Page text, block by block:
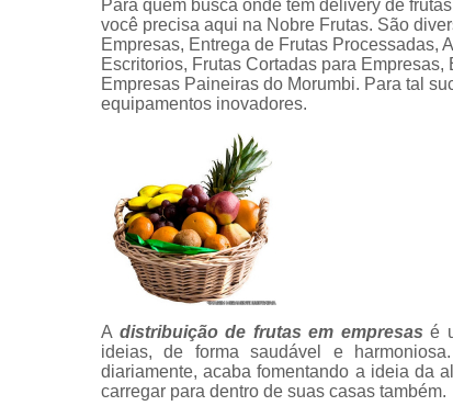
Para quem busca onde tem delivery de
você precisa aqui na Nobre Frutas. São
Empresas, Entrega de Frutas Processadas,
Escritorios, Frutas Cortadas para
Empresas Paineiras do Morumbi. Para tal
equipamentos inovadores.
A distribuição de frutas em empresas é
ideias, de forma saudável e
diariamente, acaba fomentando a ideia da
carregar para dentro de suas casas também.